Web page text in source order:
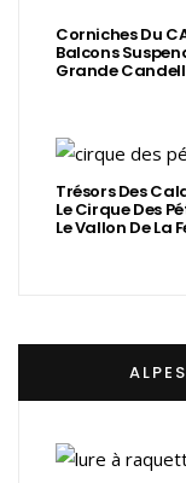
Corniches Du
Balcons
Grande
Trésors Des
Le Cirque Des
Le Vallon De La